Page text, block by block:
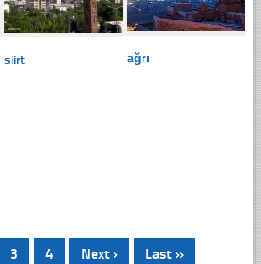
siirt ağrı
3 4 Next › Last »